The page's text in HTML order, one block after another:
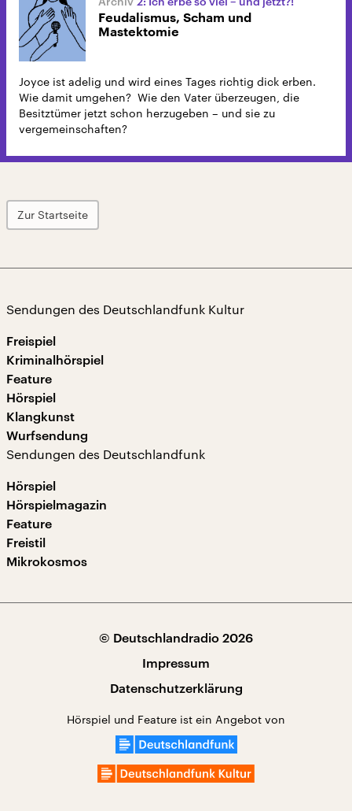
Feudalismus, Scham und
Mastektomie
Joyce ist adelig und wird eines Tages richtig dick erben.
Wie damit umgehen? Wie den Vater überzeugen, die
Besitztümer jetzt schon herzugeben – und sie zu
vergemeinschaften?
Zur Startseite
Sendungen des Deutschlandfunk Kultur
Freispiel
Kriminalhörspiel
Feature
Hörspiel
Klangkunst
Wurfsendung
Sendungen des Deutschlandfunk
Hörspiel
Hörspielmagazin
Feature
Freistil
Mikrokosmos
© Deutschlandradio 2026
Impressum
Datenschutzerklärung
Hörspiel und Feature ist ein Angebot von